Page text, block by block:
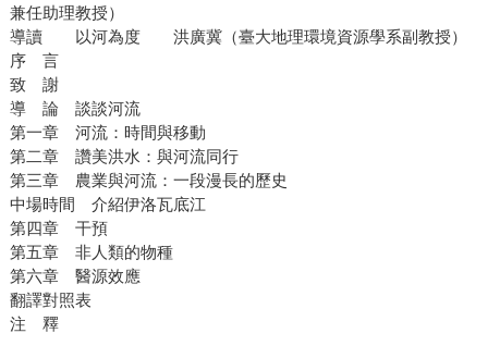
兼任助理教授）
導讀 以河為度 洪廣冀（臺大地理環境資源學系副教授）
序 言
致 謝
導 論 談談河流
第一章 河流：時間與移動
第二章 讚美洪水：與河流同行
第三章 農業與河流：一段漫長的歷史
中場時間 介紹伊洛瓦底江
第四章 干預
第五章 非人類的物種
第六章 醫源效應
翻譯對照表
注 釋